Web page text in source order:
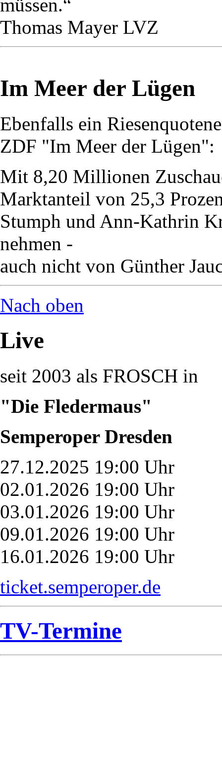
müssen.“
Thomas Mayer LVZ
Im Meer der Lügen
Ebenfalls ein
ZDF "Im Meer der Lügen":
Mit 8,20 Millionen
Marktanteil von 25,3
Stumph und Ann-Kathrin
nehmen -
auch nicht von Günther
Nach oben
Live
seit 2003 als FROSCH in
"Die Fledermaus"
Semperoper Dresden
27.12.2025 19:00 Uhr
02.01.2026 19:00 Uhr
03.01.2026 19:00 Uhr
09.01.2026 19:00 Uhr
16.01.2026 19:00 Uhr
ticket.semperoper.de
TV-Termine